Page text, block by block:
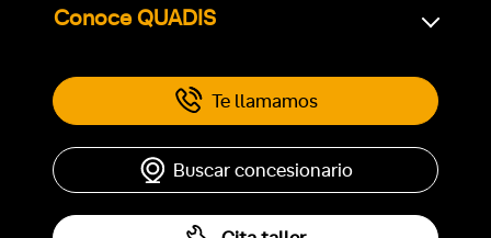
Conoce QUADIS
Te llamamos
Buscar concesionario